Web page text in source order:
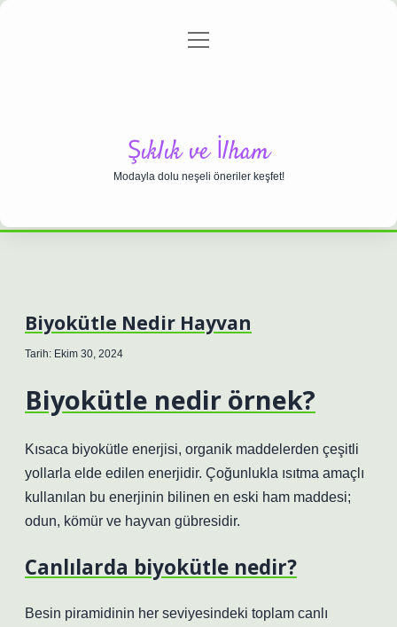
Gizlilik Politikası
menüyü
Şıklık ve İlham
Modayla dolu neşeli öneriler keşfet!
Biyokütle Nedir Hayvan
Tarih: Ekim 30, 2024
Biyokütle nedir örnek?
Kısaca biyokütle enerjisi, organik maddelerden çeşitli
yollarla elde edilen enerjidir. Çoğunlukla ısıtma amaçlı
kullanılan bu enerjinin bilinen en eski ham maddesi;
odun, kömür ve hayvan gübresidir.
Canlılarda biyokütle nedir?
Besin piramidinin her seviyesindeki toplam canlı